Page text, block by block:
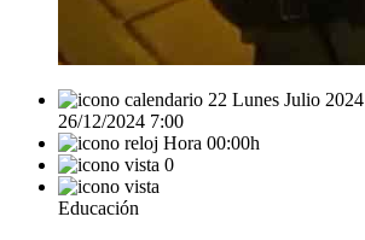
22 Lunes Julio 2024
26/12/2024 7:00
Hora 00:00h
0
Educación